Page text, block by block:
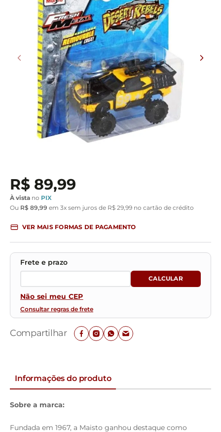
R$ 89,99
À vista no PIX
Ou R$ 89,99 em 3x sem juros de R$ 29 99 no cartão de crédito
VER MAIS FORMAS DE PAGAMENTO
Não sei meu CEP
Consultar regras de frete
Compartilhar
Informações do produto
Sobre a marca:
Fundada em 1967, a Maisto ganhou destaque como